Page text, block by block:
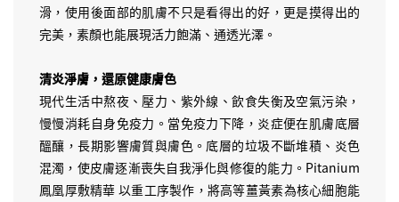
滑，使用後面部的肌膚不只是看得出的好，更是摸得出的
完美，素顏也能展現活力飽滿、通透光澤。
清炎淨膚，還原健康膚色
現代生活中熬夜、壓力、紫外線、飲食失衡及空氣污染，
慢慢消耗自身免疫力。當免疫力下降，炎症便在肌膚底層
醞釀，長期影響膚質與膚色。底層的垃圾不斷堆積、炎色
混濁，使皮膚逐漸喪失自我淨化與修復的能力。Pitanium
鳳凰厚敷精華 以重工序製作，將高等薑黃素為核心細胞能